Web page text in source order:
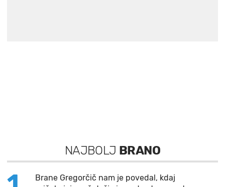
NAJBOLJ BRANO
Brane Gregorčič nam je povedal, kdaj